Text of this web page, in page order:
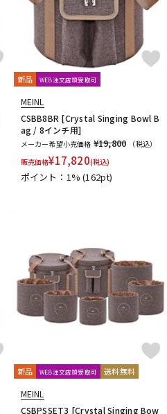
新品 WEB注文店頭受取可
MEINL
CSBB8BR [Crystal Singing Bowl B
ag / 8インチ用]
メーカー希望小売価格 ¥19,800
（税込）
販売価格¥17,820(税込)
ポイント：1%(162pt)
新品 WEB注文店頭受取可 送料無料
MEINL
CSBPSSET3 [Crystal Singing Bow